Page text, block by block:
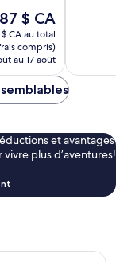
$ CA
$ CA
CA au total
compris)
au 17 août
et avantages
plus d’aventures!